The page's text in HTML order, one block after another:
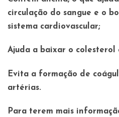
circulação do sangue e o
sistema cardiovascular;
Ajuda a baixar o colesterol
Evita a formação de
artérias.
Para terem mais